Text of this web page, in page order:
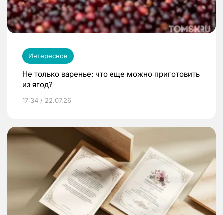
Интересное
Не только варенье: что еще можно приготовить
из ягод?
17:34 / 22.07.26